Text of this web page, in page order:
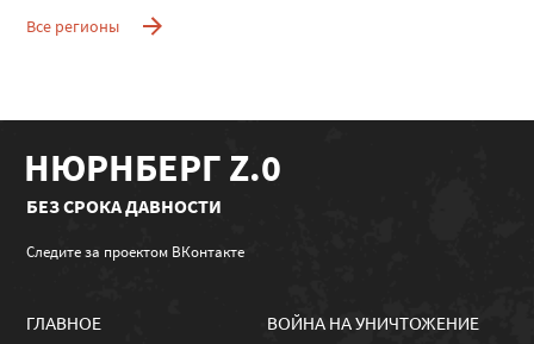
Все регионы
НЮРНБЕРГ Z.0
БЕЗ СРОКА ДАВНОСТИ
Следите за проектом ВКонтакте
ГЛАВНОЕ
ВОЙНА НА УНИЧТОЖЕНИЕ